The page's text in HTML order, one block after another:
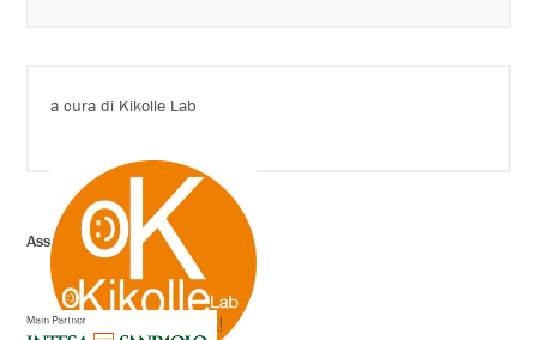
a cura di Kikolle Lab
Associazione Pier Lombardo